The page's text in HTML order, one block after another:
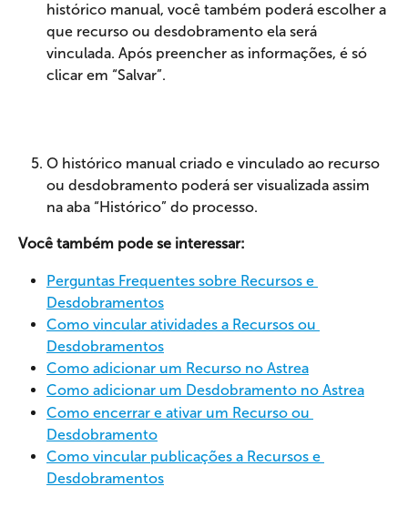
histórico manual, você também poderá escolher a
que recurso ou desdobramento ela será
vinculada. Após preencher as informações, é só
clicar em “Salvar”.
O histórico manual criado e vinculado ao recurso
ou desdobramento poderá ser visualizada assim
na aba “Histórico” do processo.
Você também pode se interessar:
Perguntas Frequentes sobre Recursos e
Desdobramentos
Como vincular atividades a Recursos ou
Desdobramentos
Como adicionar um Recurso no Astrea
Como adicionar um Desdobramento no Astrea
Como encerrar e ativar um Recurso ou
Desdobramento
Como vincular publicações a Recursos e
Desdobramentos